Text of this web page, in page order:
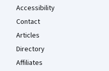
Accessibility
Contact
Articles
Directory
Affiliates